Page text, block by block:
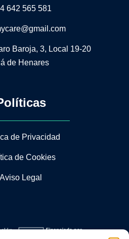
642 565 581
Baroja, 3, Local 19-20
de Henares
de Privacidad
de Cookies
Aviso Legal